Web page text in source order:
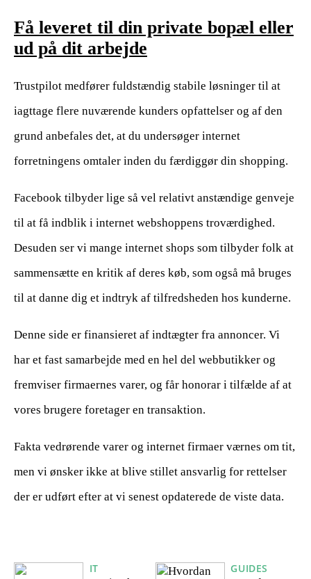
Få leveret til din private bopæl eller
ud på dit arbejde
Trustpilot medfører fuldstændig stabile løsninger til at
iagttage flere nuværende kunders opfattelser og af den
grund anbefales det, at du undersøger internet
forretningens omtaler inden du færdiggør din shopping.
Facebook tilbyder lige så vel relativt anstændige genveje
til at få indblik i internet webshoppens troværdighed.
Desuden ser vi mange internet shops som tilbyder folk at
sammensætte en kritik af deres køb, som også må bruges
til at danne dig et indtryk af tilfredsheden hos kunderne.
Denne side er finansieret af indtægter fra annoncer. Vi
har et fast samarbejde med en hel del webbutikker og
fremviser firmaernes varer, og får honorar i tilfælde af at
vores brugere foretager en transaktion.
Fakta vedrørende varer og internet firmaer værnes om tit,
men vi ønsker ikke at blive stillet ansvarlig for rettelser
der er udført efter at vi senest opdaterede de viste data.
IT
GUIDES